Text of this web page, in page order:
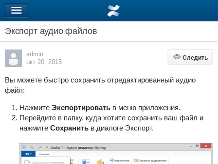
Экспорт аудио файлов
admin
окт 20, 2015
Следить
Следить
Вы можете быстро сохранить отредактированный аудио
файл:
Нажмите Экспортироватьв меню приложения.
Перейдите в папку, куда хотите сохранить ваш файл и
нажмите Сохранитьв диалоге Экспорт.